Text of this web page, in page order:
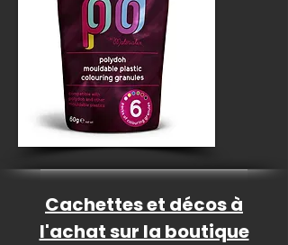
Cachettes et décos à
l'achat sur la boutique